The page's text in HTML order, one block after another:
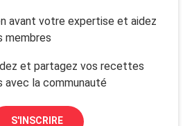
avant votre expertise et aidez
membres
et partagez vos recettes
avec la communauté
S'INSCRIRE